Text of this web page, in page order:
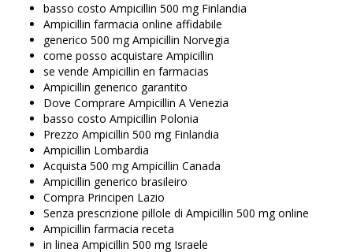
basso costo Ampicillin 500 mg Finlandia
Ampicillin farmacia online affidabile
generico 500 mg Ampicillin Norvegia
come posso acquistare Ampicillin
se vende Ampicillin en farmacias
Ampicillin generico garantito
Dove Comprare Ampicillin A Venezia
basso costo Ampicillin Polonia
Prezzo Ampicillin 500 mg Finlandia
Ampicillin Lombardia
Acquista 500 mg Ampicillin Canada
Ampicillin generico brasileiro
Compra Principen Lazio
Senza prescrizione pillole di Ampicillin 500 mg online
Ampicillin farmacia receta
in linea Ampicillin 500 mg Israele